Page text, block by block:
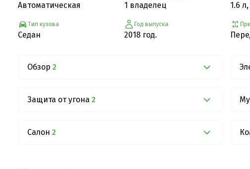
Автоматическая
Тип кузова
Седан
1 владелец
Год выпуска
2018 год.
1.6
Обзор 2
Защита от угона 2
Салон 2